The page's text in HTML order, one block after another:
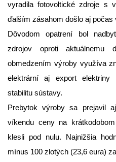
vyradila fotovoltické zdroje s
ďalším zásahom došlo aj počas
Dôvodom opatrení bol
zdrojov oproti aktuálnemu
obmedzením výroby využíva
elektrární aj export elektriny
stabilitu sústavy.
Prebytok výroby sa prejavil
víkendu ceny na
klesli pod nulu. Najnižšia
mínus 100 zlotých (23,6 eura)